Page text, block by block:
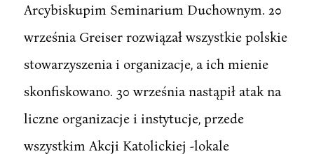
Arcybiskupim Seminarium Duchownym. 20
września Greiser rozwiązał wszystkie polskie
stowarzyszenia i organizacje, a ich mienie
skonfiskowano. 30 września nastąpił atak na
liczne organizacje i instytucje, przede
wszystkim Akcji Katolickiej -lokale